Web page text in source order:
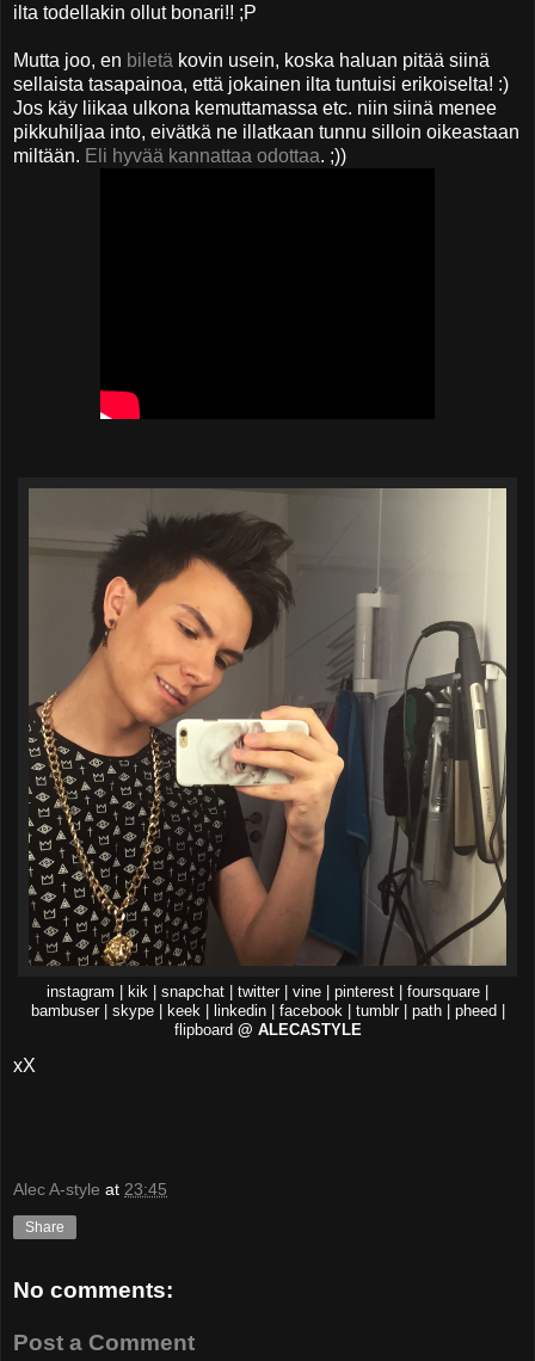
ilta todellakin ollut bonari!! ;P
Mutta joo, en biletä kovin usein, koska haluan pitää siinä
sellaista tasapainoa, että jokainen ilta tuntuisi erikoiselta! :)
Jos käy liikaa ulkona kemuttamassa etc. niin siinä menee
pikkuhiljaa into, eivätkä ne illatkaan tunnu silloin oikeastaan
miltään. Eli hyvää kannattaa odottaa. ;))
instagram | kik | snapchat | twitter | vine | pinterest | foursquare |
bambuser | skype | keek | linkedin | facebook | tumblr | path | pheed |
flipboard @ ALECASTYLE
xX
Alec A-style at 23:45
Share
No comments:
Post a Comment